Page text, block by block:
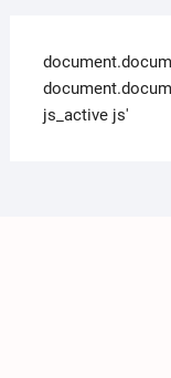
js_active js'